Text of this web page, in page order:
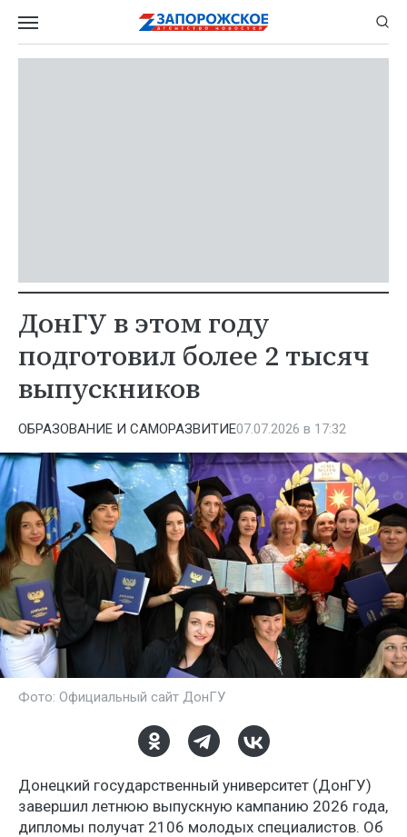
ДонГУ в этом году
подготовил более 2 тысяч
выпускников
ОБРАЗОВАНИЕ И САМОРАЗВИТИЕ07.07.2026 в 17:32
Фото: Официальный сайт ДонГУ
Донецкий государственный университет (ДонГУ)
завершил летнюю выпускную кампанию 2026 года,
дипломы получат 2106 молодых специалистов. Об